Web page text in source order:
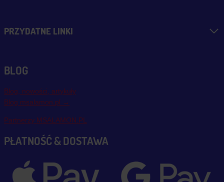
PRZYDATNE LINKI
BLOG
Blog, nowości, artykuły
Blog msalamon.pl →
Partnerzy MSALAMON.PL
PŁATNOŚĆ & DOSTAWA